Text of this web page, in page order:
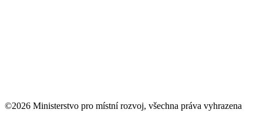
©2026 Ministerstvo pro místní rozvoj, všechna práva vyhrazena